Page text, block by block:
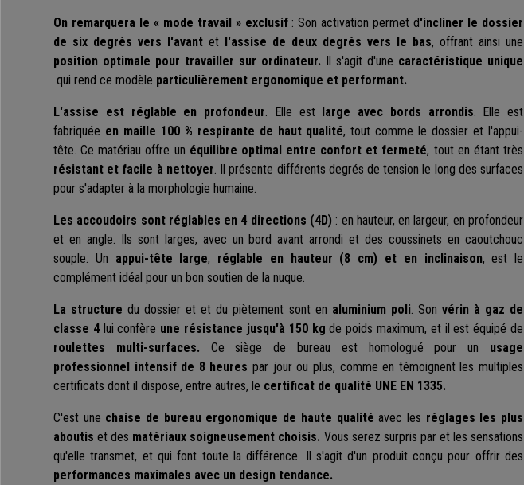
On remarquera le « mode travail » exclusif : Son activation permet d'incliner le dossier
de six degrés vers l'avant et l'assise de deux degrés vers le bas, offrant ainsi une
position optimale pour travailler sur ordinateur. Il s'agit d'une caractéristique unique
qui rend ce modèle particulièrement ergonomique et performant.
L'assise est réglable en profondeur. Elle est large avec bords arrondis. Elle est
fabriquée en maille 100 % respirante de haut qualité, tout comme le dossier et l'appui-
tête. Ce matériau offre un équilibre optimal entre confort et fermeté, tout en étant très
résistant et facile à nettoyer. Il présente différents degrés de tension le long des surfaces
pour s'adapter à la morphologie humaine.
Les accoudoirs sont réglables en 4 directions (4D) : en hauteur, en largeur, en profondeur
et en angle. Ils sont larges, avec un bord avant arrondi et des coussinets en caoutchouc
souple. Un appui-tête large, réglable en hauteur (8 cm) et en inclinaison, est le
complément idéal pour un bon soutien de la nuque.
La structure du dossier et et du piètement sont en aluminium poli. Son vérin à gaz de
classe 4lui confère une résistance jusqu'à 150 kg de poids maximum, et il est équipé de
roulettes multi-surfaces. Ce siège de bureau est homologué pour un usage
professionnel intensif de 8 heures par jour ou plus, comme en témoignent les multiples
certificats dont il dispose, entre autres, le certificat de qualité UNE EN 1335.
C'est une chaise de bureau ergonomique de haute qualité avec les réglages les plus
aboutis et des matériaux soigneusement choisis. Vous serez surpris par et les sensations
qu'elle transmet, et qui font toute la différence. Il s'agit d'un produit conçu pour offrir des
performances maximales avec un design tendance.